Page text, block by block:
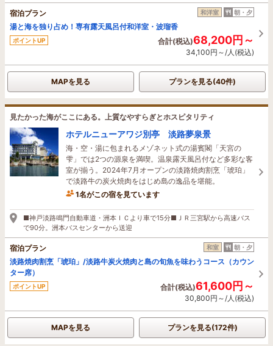
宿泊プラン 和洋室 朝・夕
湯と海を独り占め！専有露天風呂付和洋室・波瑠香
ポイントUP 合計(税込)68,200円～
34,100円～/人(税込)
MAPを見る プランを見る(40件)
見たかった海がここにある。上質なやすらぎとホスピタリティ
ホテルニューアワジ別亭 淡路夢泉景
海・空・湯に包まれるメゾネット式の湯賓閣「天宮の
雫」では2つの源泉を満喫。温泉露天風呂付など多彩な客
室が揃う。2024年7月オープンの淡路焼肉割烹「琥珀」
で淡路牛の炭火焼肉をはじめ島の逸品を堪能。
1名がこの宿を見ています
5時間前に予約されました
■神戸淡路鳴門自動車道・洲本ＩＣより車で15分■ＪＲ三宮駅から高速バス
で90分。洲本バスセンターから送迎
宿泊プラン 和室 朝・夕
淡路焼肉割烹「琥珀」/淡路牛炭火焼肉と島の旬魚を味わうコース（カウン
ター席）
ポイントUP 合計(税込)61,600円～
30,800円～/人(税込)
MAPを見る プランを見る(172件)